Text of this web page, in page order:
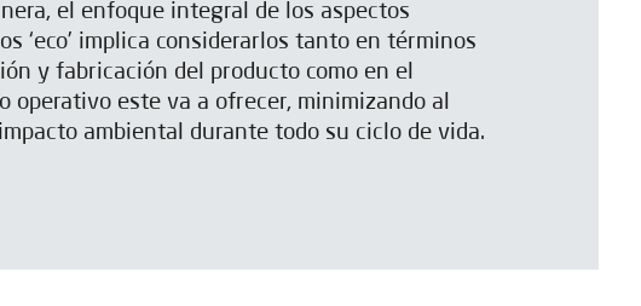
el enfoque integral de los aspectos
‘eco’ implica considerarlos tanto en términos
y fabricación del producto como en el
operativo este va a ofrecer, minimizando al
ambiental durante todo su ciclo de vida.